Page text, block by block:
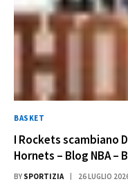
BASKET
I Rockets scambiano
Hornets – Blog NBA –
BY SPORTIZIA 26 LUGLIO